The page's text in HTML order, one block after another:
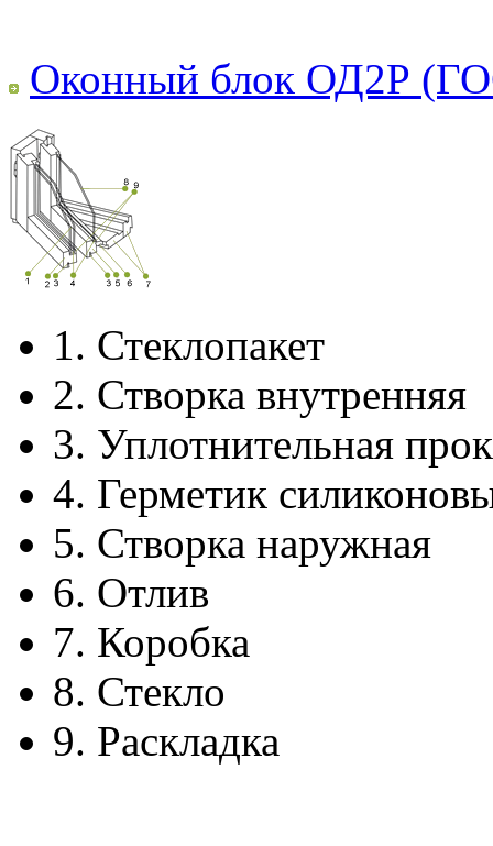
Оконный блок ОД2Р
1. Стеклопакет
2. Створка внутренняя
3. Уплотнительная
4. Герметик
5. Створка наружная
6. Отлив
7. Коробка
8. Стекло
9. Раскладка